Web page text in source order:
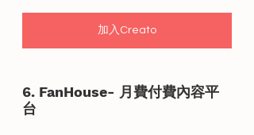
加入Creato
6. FanHouse- 月費付費內容平
台